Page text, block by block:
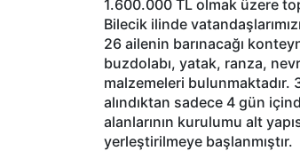
1.600.000 TL olmak üzere
Bilecik ilinde
26 ailenin barınacağı
buzdolabı, yatak, ranza,
malzemeleri bulunmaktadır.
alındıktan sadece 4 gün
alanlarının kurulumu alt
yerleştirilmeye başlanmıştır.